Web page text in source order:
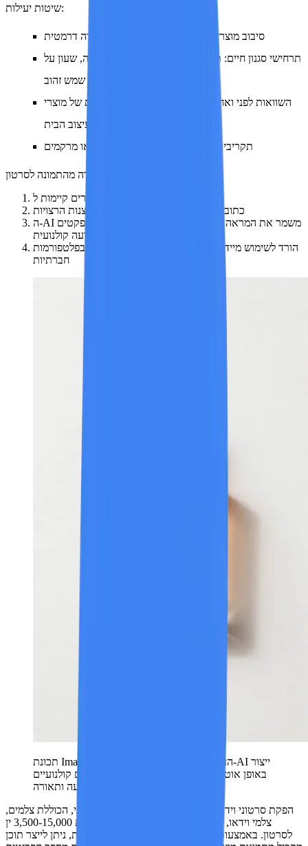
שיטות יעילות:
סיבוב מוצרים או תצוגות מפורטות עם תאורה דרמטית
תרחישי סגנון חיים: תיק יד המונח על שולחן בבית קפה, שעון על
פרק כף היד המואר באור שמש זהוב
השוואות לפני ואחרי: ההשפעות הטרנספורמטיביות של מוצרי
טיפוח העור, מוצרי ניקוי או עיצוב הבית
תקריבים קולנועיים מקרו של חומרי גלם או מרקמים
כתוב הנחיה המתארת את התנועה והסצנות הרצויות
ה-AI משמר את המראה האותנטי של המוצר תוך הוספת אפקטים
של תנועה קולנועית
הורד לשימוש מיידי בדפי פרטי המוצר, בפרסומות או בפלטפורמות
חברתיות
תכונת Image-to-Video: העלו תמונות מוצרים, וה-AI ייצור
באופן אוטומטי סרטונים מלוטשים עם אפקטים קולנועיים
הפקת סרטוני וידאו מסורתיים למוצרי מסחר אלקטרוני, הכוללת צלמים,
צלמי וידאו, תאורה ופוסט-פרודקשן, עולה לפחות 3,500-15,000 ין
לסרטון. באמצעות מחולל וידאו מבוסס בינה מלאכותית, ניתן לייצר תוכן